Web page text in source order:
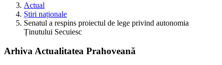
Actual
Știri naționale
Senatul a respins proiectul de lege privind autonomia
Ținutului Secuiesc
Arhiva Actualitatea Prahoveană